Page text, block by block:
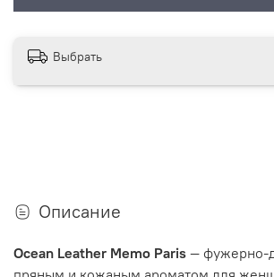
Выбрать
Описание
Ocean Leather Memo Paris — фужерно-